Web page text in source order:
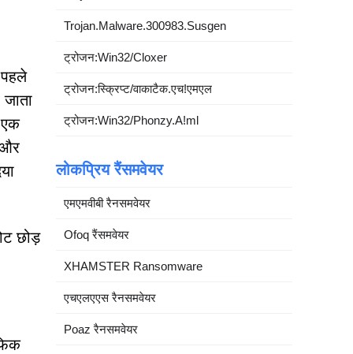
एक
और
छोड़
Trojan.Malware.300983.Susgen
ट्रोजन:Win32/Cloxer
ट्रोजन:स्क्रिप्ट/वाकाटैक.एच!एमएल
ट्रोजन:Win32/Phonzy.A!ml
लोकप्रिय रैंसमवेयर
एमएमवीबी रैनसमवेयर
Ofoq रैंसमवेयर
XHAMSTER Ransomware
एचएलएएस रैनसमवेयर
Poaz रैनसमवेयर